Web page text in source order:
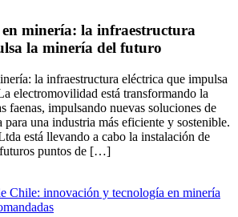
minería: la infraestructura
la minería del futuro
la infraestructura eléctrica que impulsa
electromovilidad está transformando la
faenas, impulsando nuevas soluciones de
para una industria más eficiente y sostenible.
está llevando a cabo la instalación de
futuros puntos de […]